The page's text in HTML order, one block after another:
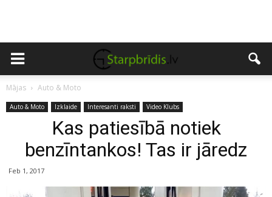
Mājas Auto & Moto
Auto & Moto Izklaide Interesanti raksti Video Klubs
Kas patiesībā notiek
benzīntankos! Tas ir jāredz
Feb 1, 2017